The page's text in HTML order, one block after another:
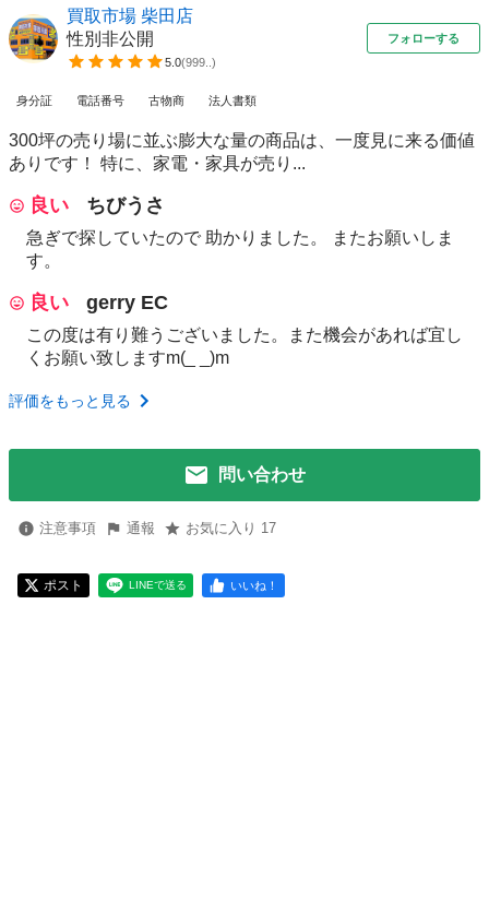
買取市場 柴田店
性別非公開
5.0(999.. )
フォローする
身分証 電話番号 古物商 法人書類
300坪の売り場に並ぶ膨大な量の商品は、一度見に来る価値
ありです！ 特に、家電・家具が売り...
良い ちびうさ
急ぎで探していたので 助かりました。 またお願いしま
す。
良い gerry EC
この度は有り難うございました。また機会があれば宜し
くお願い致しますm(_ _)m
評価をもっと見る
問い合わせ
注意事項 通報 お気に入り 17
ポスト LINEで送る いいね！